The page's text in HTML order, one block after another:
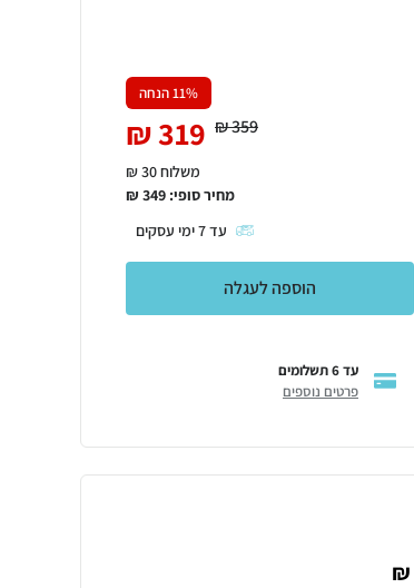
11% הנחה
359
₪
319
₪
משלוח 30 ₪
מחיר סופי: 349
₪
עד7ימי עסקים
הוספה לעגלה
עד 6 תשלומים
פרטים נוספים